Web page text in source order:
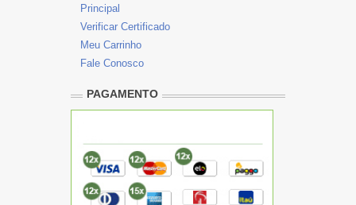
Principal
Verificar Certificado
Meu Carrinho
Fale Conosco
PAGAMENTO